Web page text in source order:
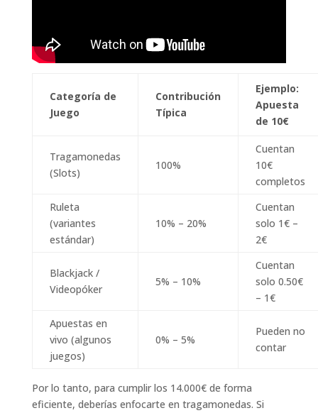
Categoría de
Juego
Contribución
Típica
Ejemplo:
Apuesta
de 10€
Tragamonedas
(Slots)
100%
Cuentan
10€
completos
Ruleta
(variantes
estándar)
10% – 20%
Cuentan
solo 1€ –
2€
Blackjack /
Videopóker
5% – 10%
Cuentan
solo 0.50€
– 1€
Apuestas en
vivo (algunos
juegos)
0% – 5%
Pueden no
contar
Por lo tanto, para cumplir los 14.000€ de forma
eficiente, deberías enfocarte en tragamonedas. Si